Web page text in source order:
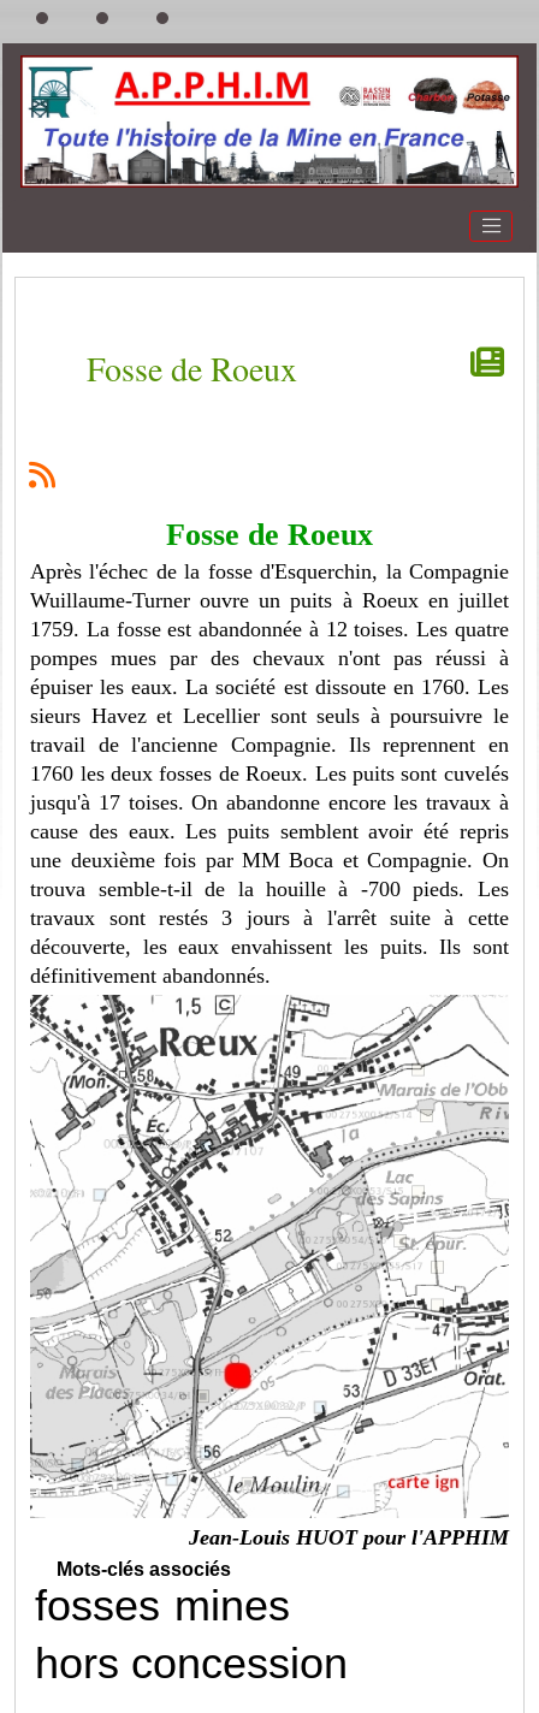
Fosse de Roeux
Fosse de Roeux
Après l'échec de la fosse d'Esquerchin, la Compagnie
Wuillaume-Turner ouvre un puits à Roeux en juillet
1759. La fosse est abandonnée à 12 toises. Les quatre
pompes mues par des chevaux n'ont pas réussi à
épuiser les eaux. La société est dissoute en 1760. Les
sieurs Havez et Lecellier sont seuls à poursuivre le
travail de l'ancienne Compagnie. Ils reprennent en
1760 les deux fosses de Roeux. Les puits sont cuvelés
jusqu'à 17 toises. On abandonne encore les travaux à
cause des eaux. Les puits semblent avoir été repris
une deuxième fois par MM Boca et Compagnie. On
trouva semble-t-il de la houille à -700 pieds. Les
travaux sont restés 3 jours à l'arrêt suite à cette
découverte, les eaux envahissent les puits. Ils sont
définitivement abandonnés.
Jean-Louis HUOT pour l'APPHIM
Mots-clés associés
fosses mines
hors concession